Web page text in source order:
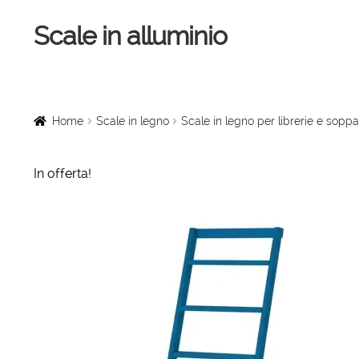
Vai
alla
Vai
al
Scale in alluminio
Scale a chiocciola
Home Scale in legno Scale in legno per librerie e
In offerta!